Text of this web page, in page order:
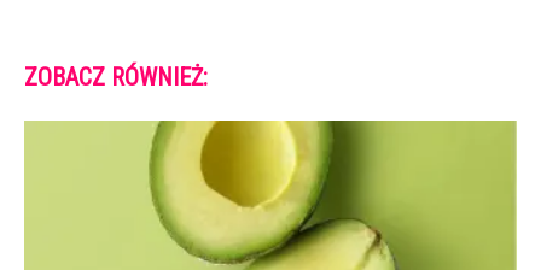
ZOBACZ RÓWNIEŻ: